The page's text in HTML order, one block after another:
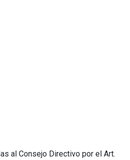
al Consejo Directivo por el Art.